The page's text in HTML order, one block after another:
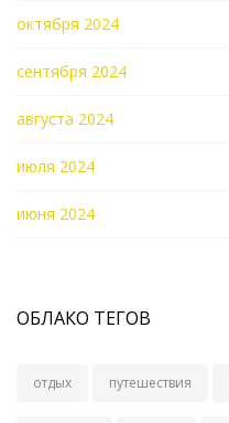
октября 2024
сентября 2024
августа 2024
июля 2024
июня 2024
ОБЛАКО ТЕГОВ
отдых путешествия